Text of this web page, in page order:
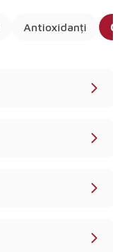
Antioxidanți